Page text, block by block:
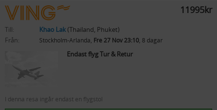
11995kr
Till: Khao Lak(Thailand, Phuket)
Från:
Stockholm-Arlanda, Fre 27 Nov 23:10, 8 dagar
Endast flyg Tur & Retur
I denna resa ingår endast en flygstol